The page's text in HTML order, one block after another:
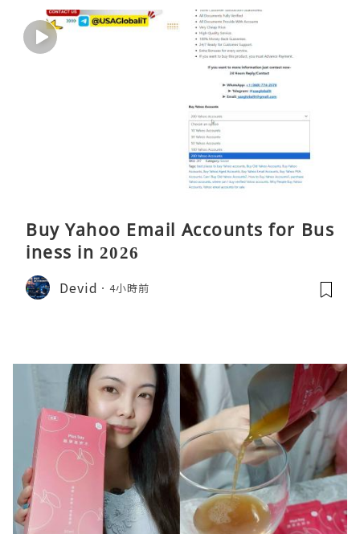
Buy Yahoo Email Accounts for Bus
iness in 2026
Devid 4小時前